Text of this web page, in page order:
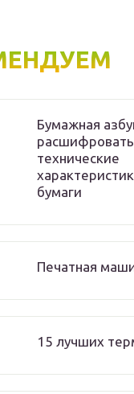
Бумажная
расшифровать
технические
бумаги
Печатная
15 лучших